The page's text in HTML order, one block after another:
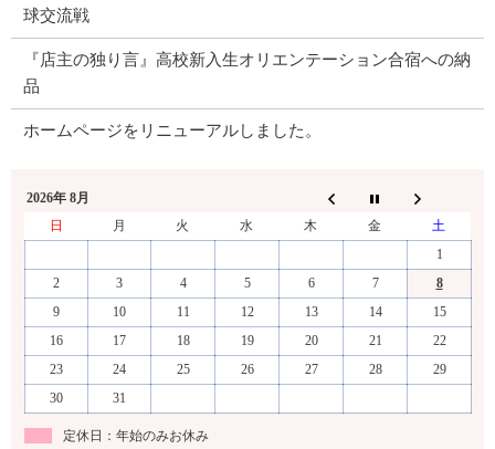
球交流戦
『店主の独り言』高校新入生オリエンテーション合宿への納
品
ホームページをリニューアルしました。
2026年 8月
日
月 火 水 木 金
土
1
2
3 4 5 6 7
8
9
10 11 12 13 14
15
16
17 18 19 20 21
22
23
24 25 26 27 28
29
30
31
定休日：年始のみお休み